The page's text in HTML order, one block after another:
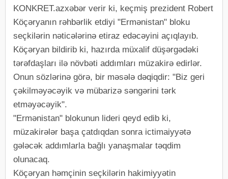
KONKRET.azxəbər verir ki, keçmiş prezident Robert
Köçəryanın rəhbərlik etdiyi "Ermənistan" bloku
seçkilərin nəticələrinə etiraz edəcəyini açıqlayıb.
Köçəryan bildirib ki, hazırda müxalif düşərgədəki
tərəfdaşları ilə növbəti addımları müzakirə edirlər.
Onun sözlərinə görə, bir məsələ dəqiqdir: "Biz geri
çəkilməyəcəyik və mübarizə səngərini tərk
etməyəcəyik".
"Ermənistan" blokunun lideri qeyd edib ki,
müzakirələr başa çatdıqdan sonra ictimaiyyətə
gələcək addımlarla bağlı yanaşmalar təqdim
olunacaq.
Köçəryan həmçinin seçkilərin hakimiyyətin